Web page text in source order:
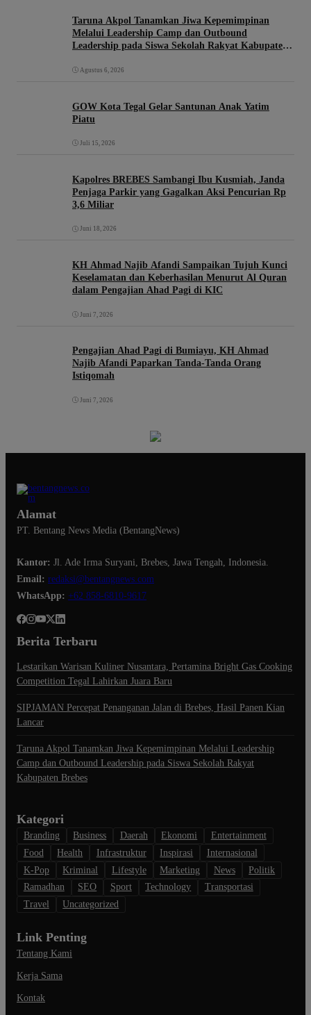
Taruna Akpol Tanamkan Jiwa Kepemimpinan
Melalui Leadership Camp dan Outbound
Leadership pada Siswa Sekolah Rakyat Kabupaten
Agustus 6, 2026
GOW Kota Tegal Gelar Santunan Anak Yatim
Piatu
Juli 15, 2026
Kapolres BREBES Sambangi Ibu Kusmiah, Janda
Penjaga Parkir yang Gagalkan Aksi Pencurian Rp
3,6 Miliar
Juni 18, 2026
KH Ahmad Najib Afandi Sampaikan Tujuh Kunci
Keselamatan dan Keberhasilan Menurut Al Quran
dalam Pengajian Ahad Pagi di KIC
Juni 7, 2026
Pengajian Ahad Pagi di Bumiayu, KH Ahmad
Najib Afandi Paparkan Tanda-Tanda Orang
Istiqomah
Juni 7, 2026
Alamat
PT. Bentang News Media (BentangNews)
Kantor: Jl. Ade Irma Suryani, Brebes, Jawa Tengah, Indonesia.
Email: redaksi@bentangnews.com
WhatsApp: +62 858-6810-9617
Berita Terbaru
Lestarikan Warisan Kuliner Nusantara, Pertamina Bright Gas Cooking
Competition Tegal Lahirkan Juara Baru
SIPJAMAN Percepat Penanganan Jalan di Brebes, Hasil Panen Kian
Lancar
Taruna Akpol Tanamkan Jiwa Kepemimpinan Melalui Leadership
Camp dan Outbound Leadership pada Siswa Sekolah Rakyat
Kabupaten Brebes
Kategori
Branding Business Daerah Ekonomi
Entertainment
Food
Health Infrastruktur Inspirasi
Internasional
K-Pop
Kriminal Lifestyle Marketing News
Politik
Ramadhan
SEO Sport Technology
Transportasi
Travel
Uncategorized
Link Penting
Tentang Kami
Kerja Sama
Kontak